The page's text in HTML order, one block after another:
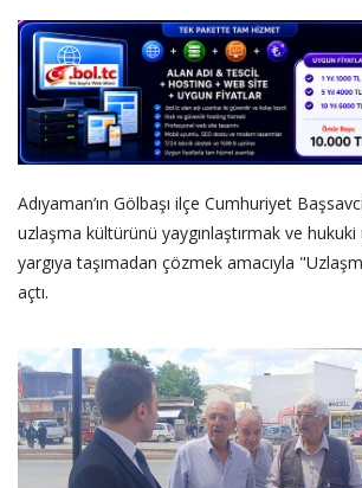
Adıyaman’ın Gölbaşı ilçe Cumhuriyet
uzlaşma kültürünü yaygınlaştırmak ve hukuki
yargıya taşımadan çözmek amacıyla
açtı.